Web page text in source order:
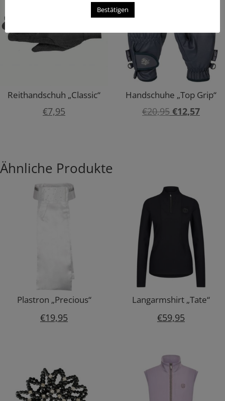
Reithandschuh „Classic“
€7,95
Handschuhe „Top Grip“
€20,95 €12,57
Ähnliche Produkte
Plastron „Precious“
€19,95
Langarmshirt „Tate“
€59,95
Bestätigen